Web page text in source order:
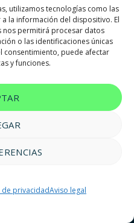
utilizamos tecnologías como las
la información del dispositivo. El
nos permitirá procesar datos
o las identificaciones únicas
consentimiento, puede afectar
y funciones.
de privacidadAviso legal
based on your filter
or keywords